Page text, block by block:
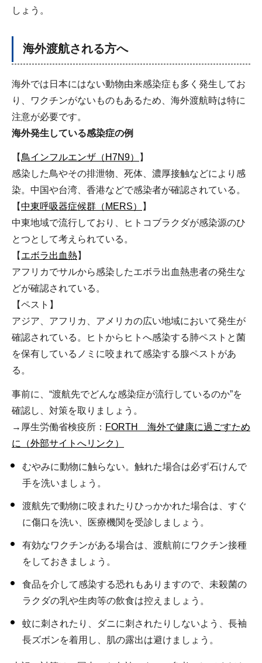
しょう。
海外渡航される方へ
海外では日本にはない動物由来感染症も多く発生してお
り、ワクチンがないものもあるため、海外渡航時は特に
注意が必要です。
海外発生している感染症の例
【 鳥インフルエンザ（H7N9）
】
感染した鳥やその排泄物、死体、濃厚接触などにより感
染。中国や台湾、香港などで感染者が確認されている。
【中東呼吸器症候群（MERS）
】
中東地域で流行しており、ヒトコブラクダが感染源のひ
とつとして考えられている。
【 エボラ出血熱】
アフリカでサルから感染したエボラ出血熱患者の発生な
どが確認されている。
【ペスト】
アジア、アフリカ、アメリカの広い地域において発生が
確認されている。ヒトからヒトへ感染する肺ペストと菌
を保有しているノミに咬まれて感染する腺ペストがあ
る。
事前に、“渡航先でどんな感染症が流行しているのか”を
確認し、対策を取りましょう。
→厚生労働省検疫所： FORTH 海外で健康に過ごすため
に（外部サイトへリンク）
むやみに動物に触らない。触れた場合は必ず石けんで
手を洗いましょう。
渡航先で動物に咬まれたりひっかかれた場合は、すぐ
に傷口を洗い、医療機関を受診しましょう。
有効なワクチンがある場合は、渡航前にワクチン接種
をしておきましょう。
食品を介して感染する恐れもありますので、未殺菌の
ラクダの乳や生肉等の飲食は控えましょう。
蚊に刺されたり、ダニに刺されたりしないよう、長袖
長ズボンを着用し、肌の露出は避けましょう。